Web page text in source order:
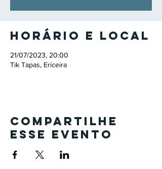
Horário e local
21/07/2023, 20:00
Tik Tapas, Ericeira
Compartilhe
esse evento